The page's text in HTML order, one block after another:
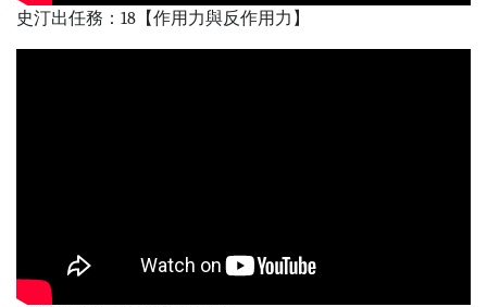
史汀出任務：18【作用力與反作用力】